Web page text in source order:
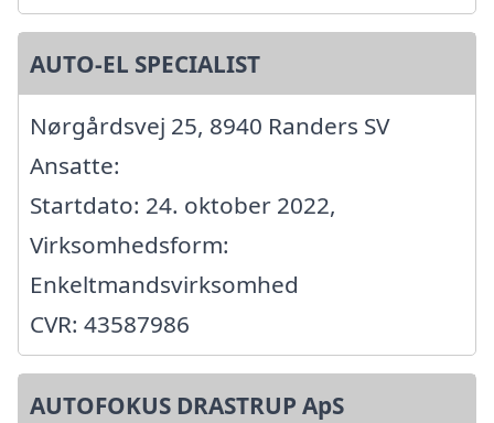
AUTO-EL SPECIALIST
Nørgårdsvej 25, 8940 Randers SV
Ansatte:
Startdato: 24. oktober 2022,
Virksomhedsform:
Enkeltmandsvirksomhed
CVR: 43587986
AUTOFOKUS DRASTRUP ApS